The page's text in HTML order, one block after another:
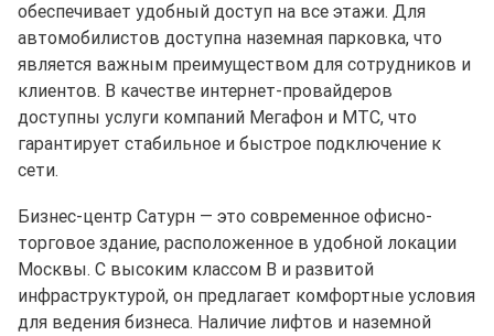
обеспечивает удобный доступ на все этажи. Для
автомобилистов доступна наземная парковка, что
является важным преимуществом для сотрудников и
клиентов. В качестве интернет-провайдеров
доступны услуги компаний Мегафон и МТС, что
гарантирует стабильное и быстрое подключение к
сети.
Бизнес-центр Сатурн — это современное офисно-
торговое здание, расположенное в удобной локации
Москвы. С высоким классом B и развитой
инфраструктурой, он предлагает комфортные условия
для ведения бизнеса. Наличие лифтов и наземной